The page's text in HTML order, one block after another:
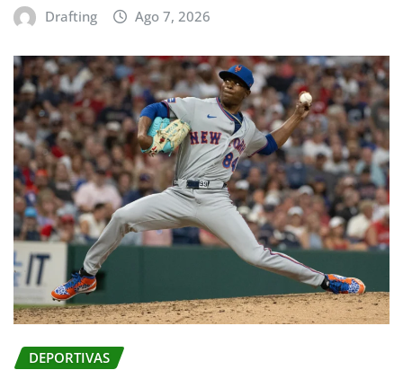
Drafting Ago 7, 2026
DEPORTIVAS